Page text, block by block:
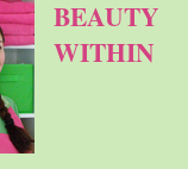
BEAUTY
WITHIN